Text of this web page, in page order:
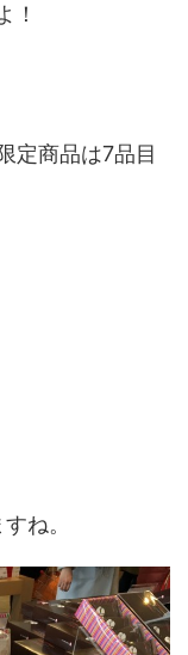
！
定商品は7品目
ね。